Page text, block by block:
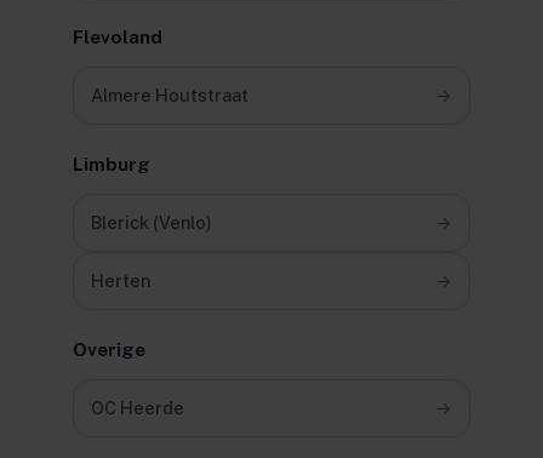
Flevoland
Almere Houtstraat →
Limburg
Blerick (Venlo) →
Herten →
Overige
OC Heerde →